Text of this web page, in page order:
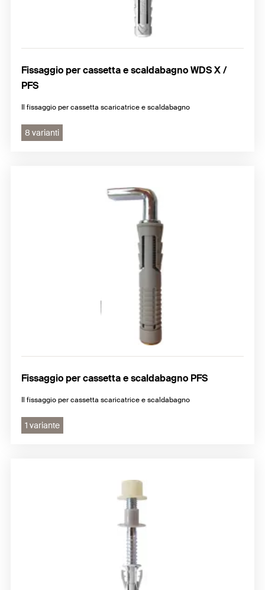
Fissaggio per cassetta e scaldabagno WDS X /
PFS
Il fissaggio per cassetta scaricatrice e scaldabagno
8 varianti
Fissaggio per cassetta e scaldabagno PFS
Il fissaggio per cassetta scaricatrice e scaldabagno
1 variante